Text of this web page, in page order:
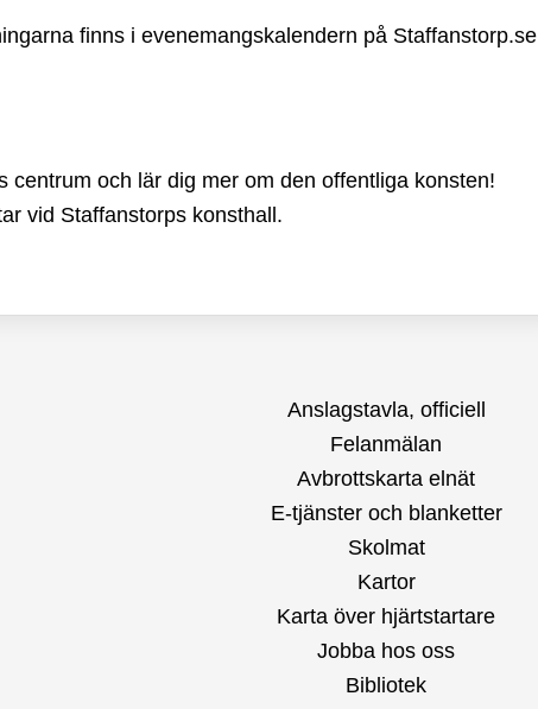
finns i evenemangskalendern på Staffanstorp.se
centrum och lär dig mer om den offentliga konsten!
vid Staffanstorps konsthall.
Anslagstavla, officiell
Felanmälan
Avbrottskarta elnät
E-tjänster och blanketter
Skolmat
Kartor
Karta över hjärtstartare
Jobba hos oss
Bibliotek